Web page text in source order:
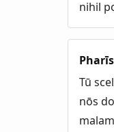
nihil
Tū
nōs